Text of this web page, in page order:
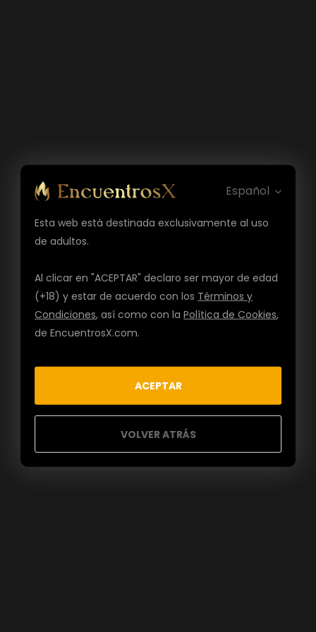
Español
Esta web está destinada exclusivamente al uso
de adultos.
Al clicar en "ACEPTAR" declaro ser mayor de edad
(+18) y estar de acuerdo con los Términos y
Condiciones, así como con laPolítica de Cookies,
de EncuentrosX.com.
ACEPTAR
VOLVER ATRÁS